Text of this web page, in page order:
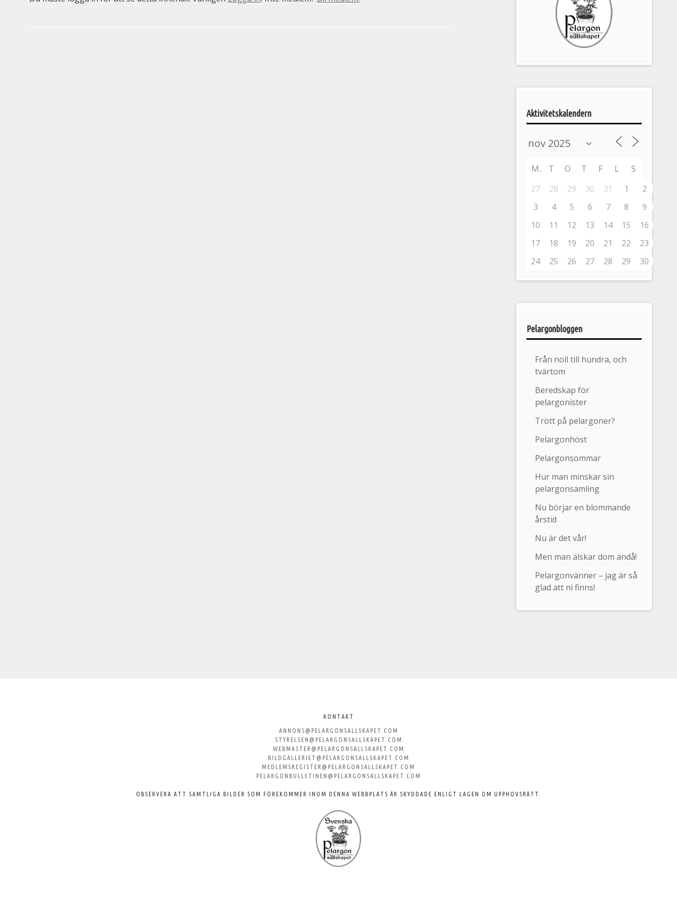
Pelargonsällskapets
aktiviteter
Aktivitetskalendern
M T O T F L
S
27
28 29 30 31 1
2
3
4 5 6 7 8
9
10
11 12 13 14 15
16
17
18 19 20 21 22
23
24
25 26 27 28 29 30
Pelargonbloggen
Från noll till hundra, och
tvärtom
Beredskap för
pelargonister
Trött på pelargoner?
Pelargonhöst
Pelargonsommar
Hur man minskar sin
pelargonsamling
Nu börjar en blommande
årstid
Nu är det vår!
Men man älskar dom ändå!
Pelargonvänner – jag är så
glad att ni finns!
KONTAKT
ANNONS@PELARGONSALLSKAPET.COM
STYRELSEN@PELARGONSALLSKAPET.COM
WEBMASTER@PELARGONSALLSKAPET.COM
BILDGALLERIET@PELARGONSALLSKAPET.COM
MEDLEMSREGISTER@PELARGONSALLSKAPET.COM
PELARGONBULLETINEN@PELARGONSALLSKAPET.COM
OBSERVERA ATT SAMTLIGA BILDER SOM FÖREKOMMER INOM DENNA WEBBPLATS ÄR SKYDDADE ENLIGT LAGEN OM UPPHOVSRÄTT.